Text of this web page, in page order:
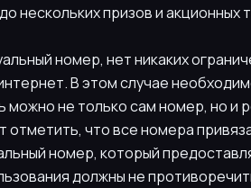
нескольких призов и акционных
номер, нет никаких
В этом случае
не только сам номер, но и
что все номера
номер, который
должны не